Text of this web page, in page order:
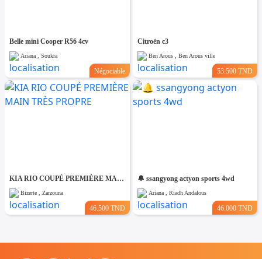
Belle mini Cooper R56 4cv
Ariana , Soukra
Négociable
Citroën c3
Ben Arous , Ben Arous ville
53.500 TND
KIA RIO COUPÉ PREMIÈRE MAIN TRÈS PROPRE
Bizerte , Zarzouna
46.500 TND
🔔 ssangyong actyon sports 4wd
Ariana , Riadh Andalous
46.000 TND